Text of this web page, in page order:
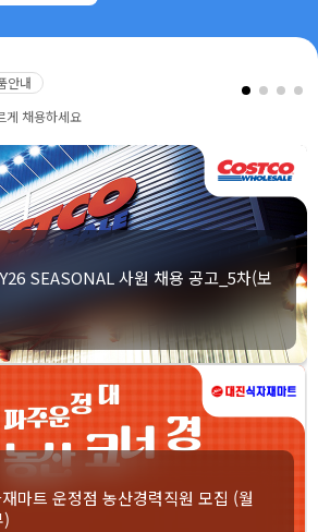
안내
게 채용하세요
SEASONAL 사원 채용 공고_5차(보
마트 운정점 농산경력직원 모집 (월
)